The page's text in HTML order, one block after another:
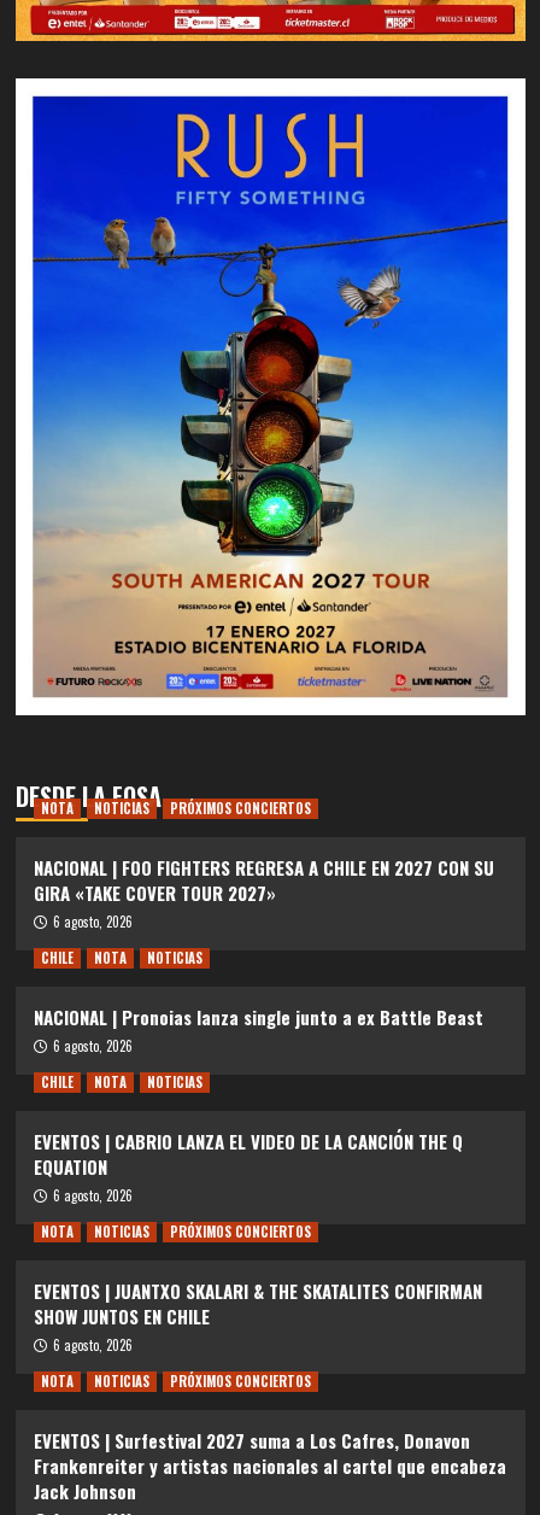
DESDE LA FOSA
NOTA NOTICIAS PRÓXIMOS CONCIERTOS
NACIONAL | FOO FIGHTERS REGRESA A CHILE EN 2027 CON SU
GIRA «TAKE COVER TOUR 2027»
6 agosto, 2026
CHILE
NOTA NOTICIAS
NACIONAL | Pronoias lanza single junto a ex Battle Beast
6 agosto, 2026
CHILE
NOTA NOTICIAS
EVENTOS | CABRIO LANZA EL VIDEO DE LA CANCIÓN THE Q
EQUATION
6 agosto, 2026
NOTA
NOTICIAS PRÓXIMOS CONCIERTOS
EVENTOS | JUANTXO SKALARI & THE SKATALITES CONFIRMAN
SHOW JUNTOS EN CHILE
6 agosto, 2026
NOTA
NOTICIAS PRÓXIMOS CONCIERTOS
EVENTOS | Surfestival 2027 suma a Los Cafres, Donavon
Frankenreiter y artistas nacionales al cartel que encabeza
Jack Johnson